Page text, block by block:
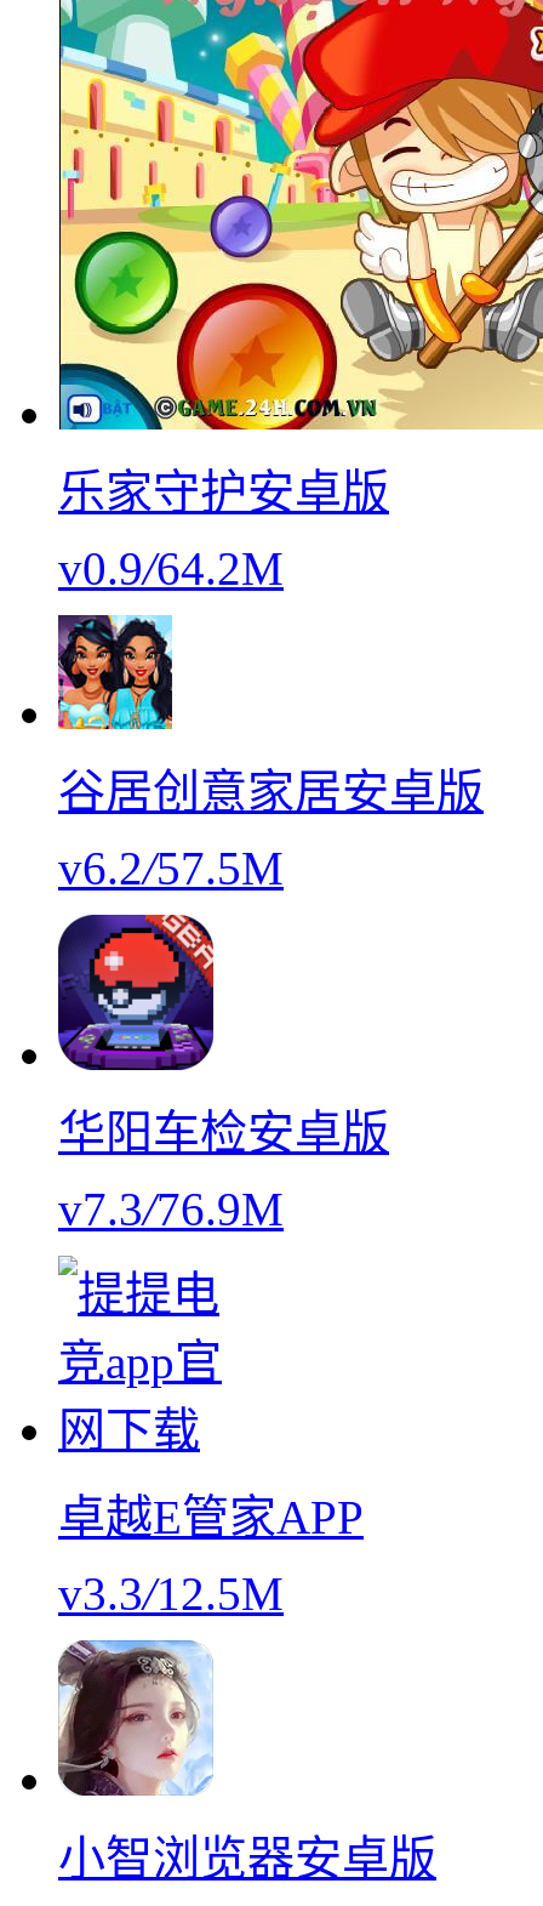
乐家守护安卓版
v0.9/64.2M
谷居创意家居安卓版
v6.2/57.5M
华阳车检安卓版
v7.3/76.9M
卓越E管家APP
v3.3/12.5M
小智浏览器安卓版